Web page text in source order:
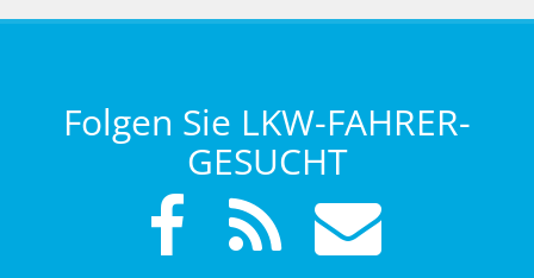
Folgen Sie LKW-FAHRER-
GESUCHT